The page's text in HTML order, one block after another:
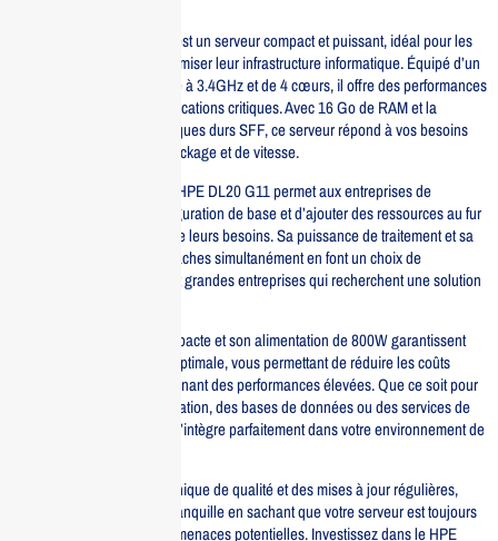
Le HPE DL20 G11 E-2434 est un serveur compact et puissant, idéal pour les
entreprises cherchant à optimiser leur infrastructure informatique. Équipé d’un
processeur E-2434 cadencé à 3.4GHz et de 4 cœurs, il offre des performances
remarquables pour les applications critiques. Avec 16 Go de RAM et la
possibilité d’ajouter des disques durs SFF, ce serveur répond à vos besoins
croissants en matière de stockage et de vitesse.
Conçu pour être évolutif, le HPE DL20 G11 permet aux entreprises de
commencer avec une configuration de base et d’ajouter des ressources au fur
et à mesure de l’évolution de leurs besoins. Sa puissance de traitement et sa
capacité à gérer plusieurs tâches simultanément en font un choix de
prédilection pour les PME et grandes entreprises qui recherchent une solution
De plus, sa conception compacte et son alimentation de 800W garantissent
une efficacité énergétique optimale, vous permettant de réduire les coûts
d’exploitation tout en maintenant des performances élevées. Que ce soit pour
des applications de virtualisation, des bases de données ou des services de
fichiers, le HPE DL20 G11 s’intègre parfaitement dans votre environnement de
Enfin, avec un support technique de qualité et des mises à jour régulières,
vous pouvez avoir l’esprit tranquille en sachant que votre serveur est toujours
à jour et protégé contre les menaces potentielles. Investissez dans le HPE